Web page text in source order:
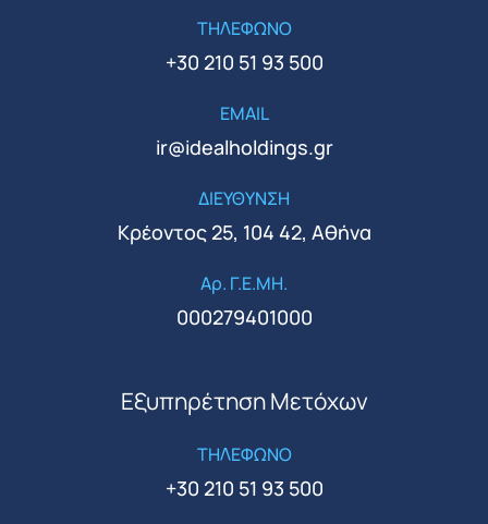
ΤΗΛΕΦΩΝΟ
+30 210 51 93 500
EMAIL
ir@idealholdings.gr
ΔΙΕΥΘΥΝΣΗ
Κρέοντος 25, 104 42, Αθήνα
Αρ. Γ.Ε.ΜΗ.
000279401000
Εξυπηρέτηση Μετόχων
ΤΗΛΕΦΩΝΟ
+30 210 51 93 500